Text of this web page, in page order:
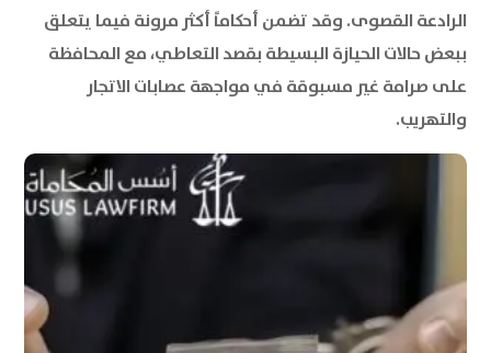
الرادعة القصوى. وقد تضمن أحكاماً أكثر مرونة فيما يتعلق
ببعض حالات الحيازة البسيطة بقصد التعاطي، مع المحافظة
على صرامة غير مسبوقة في مواجهة عصابات الاتجار
والتهريب.